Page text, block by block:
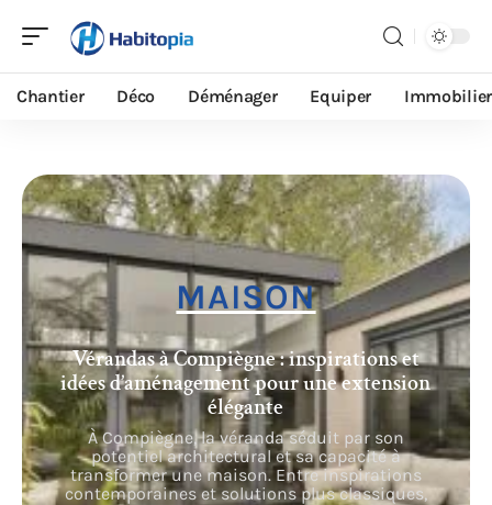
Chantier Déco Déménager Equiper Immobilier
MAISON
Vérandas à Compiègne : inspirations et
idées d’aménagement pour une extension
élégante
À Compiègne, la véranda séduit par son
potentiel architectural et sa capacité à
transformer une maison. Entre inspirations
contemporaines et solutions plus classiques,